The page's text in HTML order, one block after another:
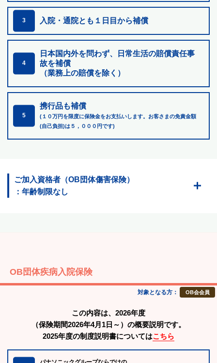
3 入院・通院とも１日目から補償
4
日本国内外を問わず、日常生活の賠償責任事
故を補償
（業務上の賠償を除く）
5
携行品も補償
(１０万円を限度に保険金をお支払いします。お客さまの免責金額
(自己負担)は５，０００円です)
ご加入資格者（OB団体傷害保険）
：年齢制限なし
OB団体疾病入院保険
対象となる方： OB会会員
この内容は、2026年度
（保険期間2026年4月1日～）の概要説明です。
2025年度の制度説明書についてはこちら